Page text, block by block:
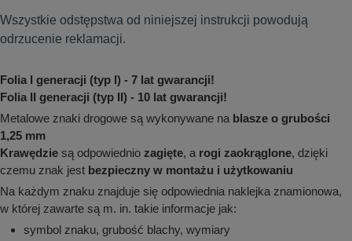
Wszystkie odstępstwa od niniejszej instrukcji powodują
odrzucenie reklamacji.
Folia I generacji (typ I) - 7 lat gwarancji!
Folia II generacji (typ II) - 10 lat gwarancji!
Metalowe znaki drogowe są wykonywane na blasze o grubości
1,25 mm
Krawędzie są odpowiednio zagięte, a rogi zaokrąglone, dzięki
czemu znak jest bezpieczny w montażu i użytkowaniu
Na każdym znaku znajduje się odpowiednia naklejka znamionowa,
w której zawarte są m. in. takie informacje jak:
symbol znaku, grubość blachy, wymiary